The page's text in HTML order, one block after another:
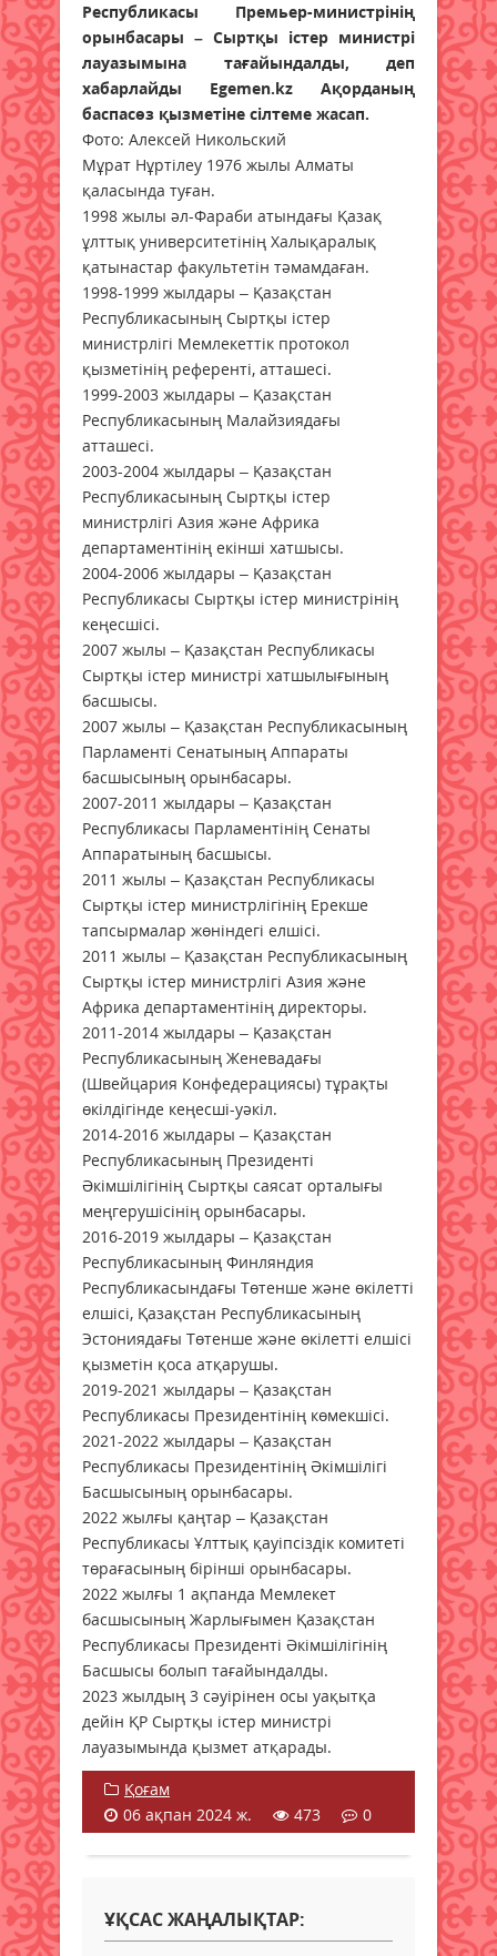
Республикасы Премьер-министрінің
орынбасары – Сыртқы істер министрі
лауазымына тағайындалды, деп
хабарлайды Egemen.kz Ақорданың
баспасөз қызметіне сілтеме жасап.
Фото: Алексей Никольский
Мұрат Нұртілеу 1976 жылы Алматы
қаласында туған.
1998 жылы әл-Фараби атындағы Қазақ
ұлттық университетінің Халықаралық
қатынастар факультетін тәмамдаған.
1998-1999 жылдары – Қазақстан
Республикасының Сыртқы істер
министрлігі Мемлекеттік протокол
қызметінің референті, атташесі.
1999-2003 жылдары – Қазақстан
Республикасының Малайзиядағы
атташесі.
2003-2004 жылдары – Қазақстан
Республикасының Сыртқы істер
министрлігі Азия және Африка
департаментінің екінші хатшысы.
2004-2006 жылдары – Қазақстан
Республикасы Сыртқы істер министрінің
кеңесшісі.
2007 жылы – Қазақстан Республикасы
Сыртқы істер министрі хатшылығының
басшысы.
2007 жылы – Қазақстан Республикасының
Парламенті Сенатының Аппараты
басшысының орынбасары.
2007-2011 жылдары – Қазақстан
Республикасы Парламентінің Сенаты
Аппаратының басшысы.
2011 жылы – Қазақстан Республикасы
Сыртқы істер министрлігінің Ерекше
тапсырмалар жөніндегі елшісі.
2011 жылы – Қазақстан Республикасының
Сыртқы істер министрлігі Азия және
Африка департаментінің директоры.
2011-2014 жылдары – Қазақстан
Республикасының Женевадағы
(Швейцария Конфедерациясы) тұрақты
өкілдігінде кеңесші-уәкіл.
2014-2016 жылдары – Қазақстан
Республикасының Президенті
Әкімшілігінің Сыртқы саясат орталығы
меңгерушісінің орынбасары.
2016-2019 жылдары – Қазақстан
Республикасының Финляндия
Республикасындағы Төтенше және өкілетті
елшісі, Қазақстан Республикасының
Эстониядағы Төтенше және өкілетті елшісі
қызметін қоса атқарушы.
2019-2021 жылдары – Қазақстан
Республикасы Президентінің көмекшісі.
2021-2022 жылдары – Қазақстан
Республикасы Президентінің Әкімшілігі
Басшысының орынбасары.
2022 жылғы қаңтар – Қазақстан
Республикасы Ұлттық қауіпсіздік комитеті
төрағасының бірінші орынбасары.
2022 жылғы 1 ақпанда Мемлекет
басшысының Жарлығымен Қазақстан
Республикасы Президенті Әкімшілігінің
Басшысы болып тағайындалды.
2023 жылдың 3 сәуірінен осы уақытқа
дейін ҚР Сыртқы істер министрі
лауазымында қызмет атқарады.
Қоғам
06 ақпан 2024 ж.
473 0
ҰҚСАС ЖАҢАЛЫҚТАР: